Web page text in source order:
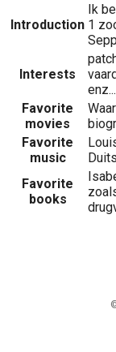
Introduction
Ik
1
Interests
Favorite
movies
Favorite
music
Favorite
books